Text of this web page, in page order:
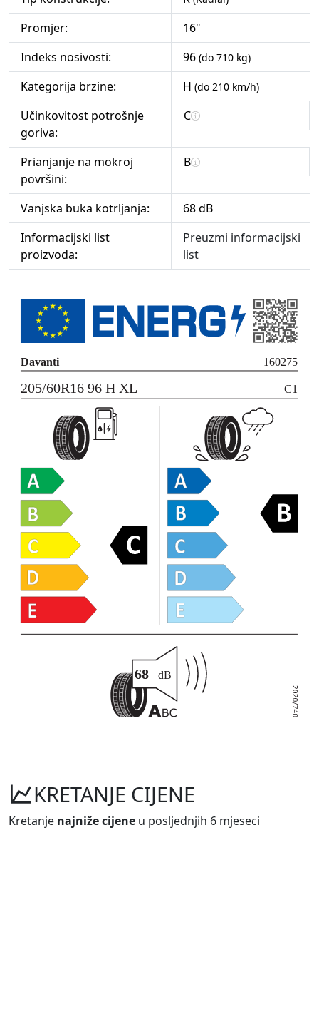
Promjer:
16"
Indeks nosivosti:
96 (do 710 kg)
Kategorija brzine: H (do 210 km/h)
Učinkovitost potrošnje
goriva:
C
Prianjanje na mokroj
površini:
B
Vanjska buka kotrljanja:
68 dB
Informacijski list
proizvoda:
Preuzmi informacijski
list
KRETANJE CIJENE
Kretanje najniže cijene u posljednjih 6 mjeseci